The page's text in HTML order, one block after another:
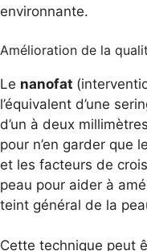
environnante.
Amélioration de la
Le nanofat
l’équivalent d’une
d’un à deux
pour n’en garder que
et les facteurs de
peau pour aider à
teint général de la
Cette technique peut